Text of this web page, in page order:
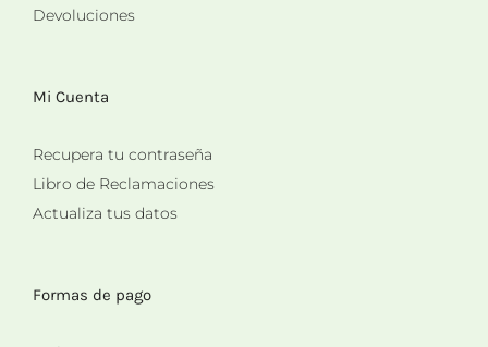
Devoluciones
Mi Cuenta
Recupera tu contraseña
Libro de Reclamaciones
Actualiza tus datos
Formas de pago